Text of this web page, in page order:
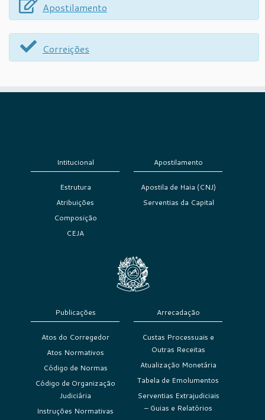
Apostilamento
Correições
Intitucional
Estrutura
Atribuições
Composição
CEJA
Apostilamento
Apostila de Haia (CNJ)
Serventias da Capital
Publicações
Atos do Corregedor
Atos Normativos
Código de Normas
Código de Organização
Judiciária
Instruções Normativas
Arrecadação
Custas Processuais e
Outras Receitas
Atualização Monetária
Tabela de Emolumentos
Serventias Extrajudiciais
– Guias e Relatórios